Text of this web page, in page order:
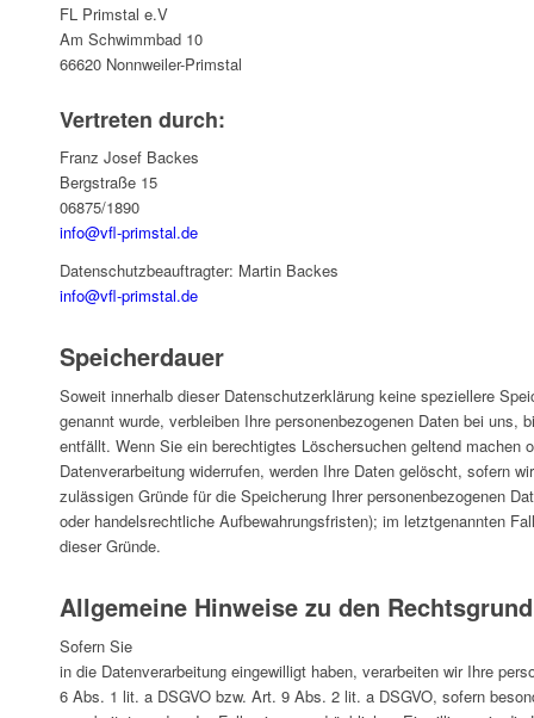
FL Primstal e.V
Am Schwimmbad 10
66620 Nonnweiler-Primstal
Vertreten durch:
Franz Josef Backes
Bergstraße 15
06875/1890
info@vfl-primstal.de
Datenschutzbeauftragter: Martin Backes
info@vfl-primstal.de
Speicherdauer
Soweit innerhalb dieser Datenschutzerklärung keine speziellere
genannt wurde, verbleiben Ihre personenbezogenen Daten bei uns,
entfällt. Wenn Sie ein berechtigtes Löschersuchen geltend machen
Datenverarbeitung widerrufen, werden Ihre Daten gelöscht, sofern
zulässigen Gründe für die Speicherung Ihrer personenbezogenen
oder handelsrechtliche Aufbewahrungsfristen); im letztgenannten
dieser Gründe.
Allgemeine Hinweise zu den
Sofern Sie
in die Datenverarbeitung eingewilligt haben, verarbeiten wir Ihre
6 Abs. 1 lit. a DSGVO bzw. Art. 9 Abs. 2 lit. a DSGVO, sofern